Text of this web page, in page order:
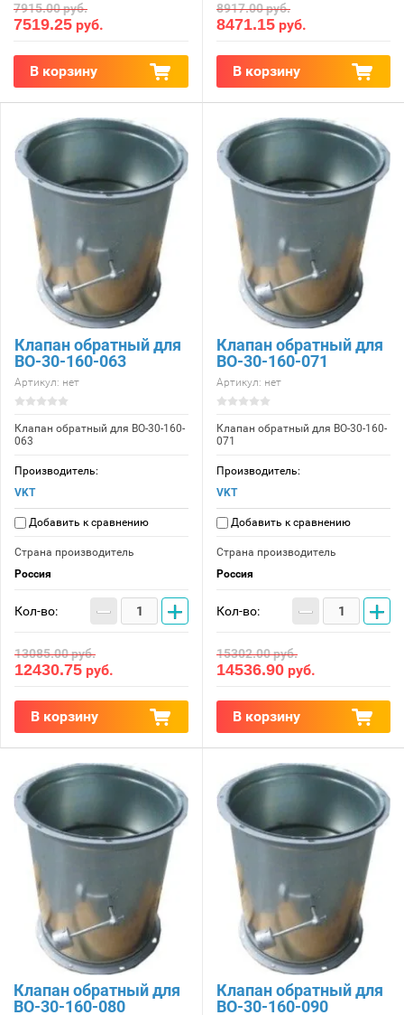
7915.00руб.
7519.25 руб.
В корзину
8917.00руб.
8471.15 руб.
В корзину
Клапан обратный для
ВО-30-160-063
Артикул: нет
Клапан обратный для ВО-30-160-
063
Производитель:
VKT
Добавить к сравнению
Страна производитель
Россия
Кол-во: − +
13085.00руб.
12430.75 руб.
В корзину
Клапан обратный для
ВО-30-160-071
Артикул: нет
Клапан обратный для ВО-30-160-
071
Производитель:
VKT
Добавить к сравнению
Страна производитель
Россия
Кол-во: − +
15302.00руб.
14536.90 руб.
В корзину
Клапан обратный для
ВО-30-160-080
Клапан обратный для
ВО-30-160-090